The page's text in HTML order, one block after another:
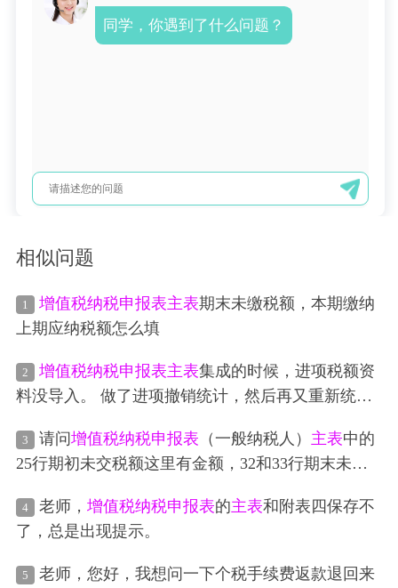
同学，你遇到了什么问题？
相似问题
1 增值税纳税申报表主表期末未缴税额，本期缴纳
上期应纳税额怎么填
2 增值税纳税申报表主表集成的时候，进项税额资
料没导入。 做了进项撤销统计，然后再又重新统
操作？
3 请问增值税纳税申报表 （一般纳税人） 主表中的
25行期初未交税额这里有金额，32和33行期末未交
纳的税款呀 这是什么回事
4 老师， 增值税纳税申报表的主表和附表四保存不
了，总是出现提示。
5
老师，您好，我想问一下个税手续费返款退回来